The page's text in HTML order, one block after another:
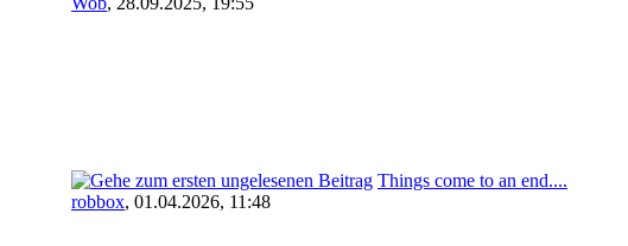
Things come to an end....
robbox, 01.04.2026, 11:48